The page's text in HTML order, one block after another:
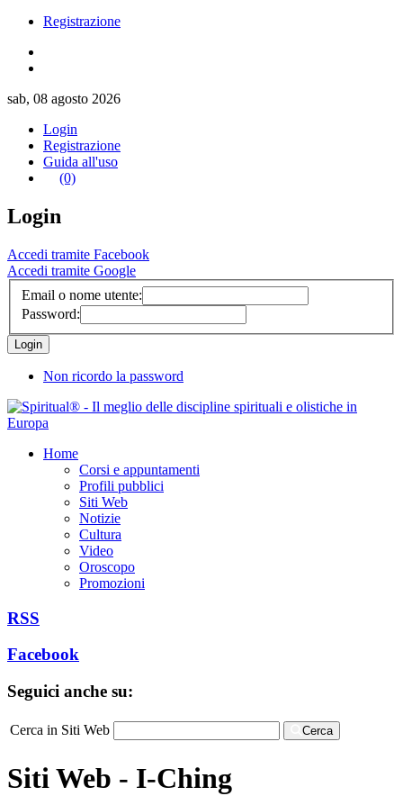
Registrazione
sab, 08 agosto 2026
Login
Registrazione
Guida all'uso
(0)
Login
Accedi tramite Facebook
Accedi tramite Google
Email o nome utente:
Password:
Non ricordo la password
Home
Corsi e appuntamenti
Profili pubblici
Siti Web
Notizie
Cultura
Video
Oroscopo
Promozioni
RSS
Facebook
Seguici anche su:
Cerca in Siti Web Cerca
Siti Web - I-Ching